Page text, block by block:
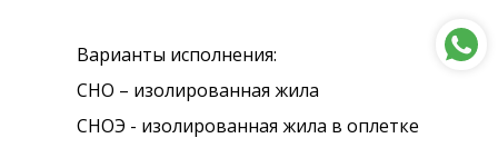
Варианты исполнения:
СНО – изолированная жила
СНОЭ - изолированная жила в оплетке